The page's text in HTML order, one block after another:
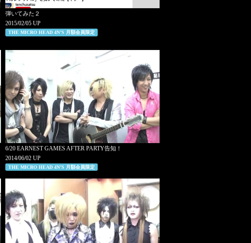
弾いてみた２
2015/02/05 UP
THE MICRO HEAD 4N’S 月額会員限定
6/20 EARNEST GAMES AFTER PARTY告知！
2014/06/02 UP
THE MICRO HEAD 4N’S 月額会員限定